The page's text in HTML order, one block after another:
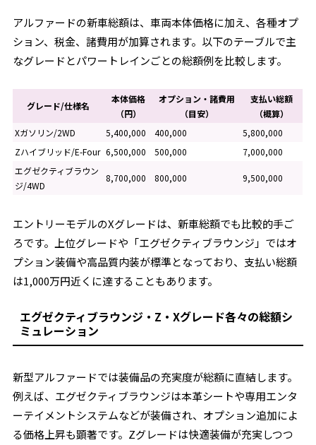
アルファードの新車総額は、車両本体価格に加え、各種オプ
ション、税金、諸費用が加算されます。以下のテーブルで主
なグレードとパワートレインごとの総額例を比較します。
グレード/仕様名
本体価格
（円）
オプション・諸費用
（目安）
支払い総額
（概算）
Xガソリン/2WD
5,400,000 400,000
5,800,000
Zハイブリッド/E-Four 6,500,000 500,000
7,000,000
エグゼクティブラウン
ジ/4WD
8,700,000 800,000 9,500,000
エントリーモデルのXグレードは、新車総額でも比較的手ご
ろです。上位グレードや「エグゼクティブラウンジ」ではオ
プション装備や高品質内装が標準となっており、支払い総額
は1,000万円近くに達することもあります。
エグゼクティブラウンジ・Z・Xグレード各々の総額シ
ミュレーション
新型アルファードでは装備品の充実度が総額に直結します。
例えば、エグゼクティブラウンジは本革シートや専用エンタ
ーテイメントシステムなどが装備され、オプション追加によ
る価格上昇も顕著です。Zグレードは快適装備が充実しつつ